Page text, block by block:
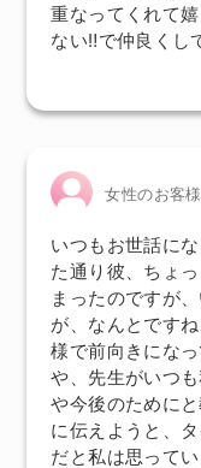
重なってくれて
ない‼で仲良くし
女性のお客様
いつもお世話に
た通り彼、ちょ
まったのですが
が、なんとです
様で前向きにな
や、先生がいつ
や今後のために
に伝えようと、
だと私は思って